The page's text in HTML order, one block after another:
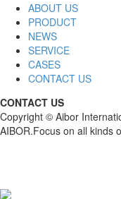
ABOUT US
PRODUCT
NEWS
SERVICE
CASES
CONTACT US
CONTACT US
Copyright © Aibor
AIBOR.Focus on all kinds